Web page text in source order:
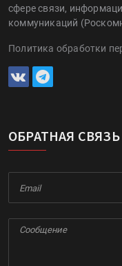
сфере связи,
коммуникаций
Политика обработки
ОБРАТНАЯ СВЯЗЬ